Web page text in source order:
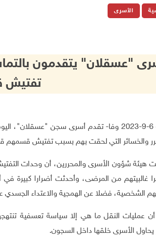
الأسرى
"عسقلان" يتقدمون
رام الله 6-9-2023 وفا- تقدم أسرى سجن
والخسائر التي لحقت بهم بسبب تفتيش قسمهم
هيئة شؤون الأسرى والمحررين، أن وحدات
غالبيتهم من المرضى، وأحدثت أضرارا
الشخصية، فضلا عن الهمجية والاعتداء
عمليات النقل ما هي إلا سياسة تعسفية
يحاول الأسرى خلقها داخل السجون.